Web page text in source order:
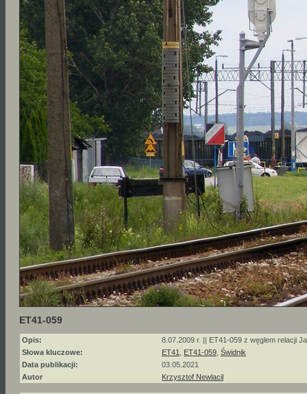
ET41-059
Opis:
8.07.2009 r. || ET41-059 z węglem relacji
Słowa kluczowe:
ET41 ET41-059 Świdnik
Data publikacji:
03.05.2021
Autor
Krzysztof Newlacil